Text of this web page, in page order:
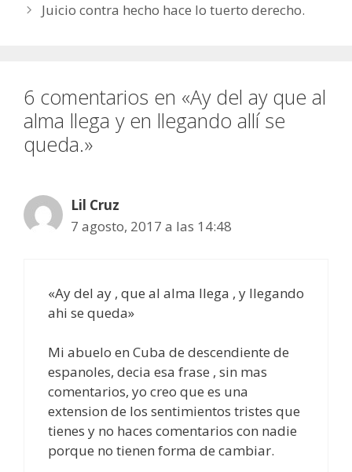
Juicio contra hecho hace lo tuerto derecho.
6 comentarios en «Ay del ay que al
alma llega y en llegando allí se
queda.»
Lil Cruz
7 agosto, 2017 a las 14:48
«Ay del ay , que al alma llega , y llegando
ahi se queda»
Mi abuelo en Cuba de descendiente de
espanoles, decia esa frase , sin mas
comentarios, yo creo que es una
extension de los sentimientos tristes que
tienes y no haces comentarios con nadie
porque no tienen forma de cambiar.